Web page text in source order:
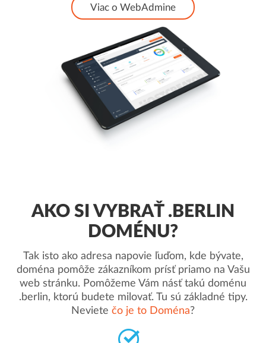
Viac o WebAdmine
AKO SI VYBRAŤ .BERLIN
DOMÉNU?
Tak isto ako adresa napovie ľuďom, kde bývate,
doména pomôže zákazníkom prísť priamo na Vašu
web stránku. Pomôžeme Vám násť takú doménu
.berlin, ktorú budete milovať. Tu sú základné tipy.
Neviete čo je to Doména?